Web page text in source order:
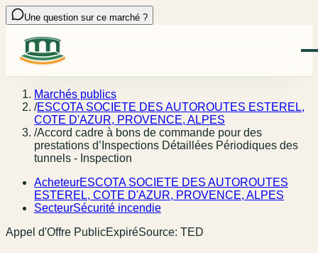
Une question sur ce marché ?
Marchés publics
/ESCOTA SOCIETE DES AUTOROUTES ESTEREL,
COTE D'AZUR, PROVENCE, ALPES
/Accord cadre à bons de commande pour des
prestations d’Inspections Détaillées Périodiques des
tunnels - Inspection
AcheteurESCOTA SOCIETE DES AUTOROUTES
ESTEREL, COTE D'AZUR, PROVENCE, ALPES
SecteurSécurité incendie
Appel d'Offre PublicExpiréSource: TED